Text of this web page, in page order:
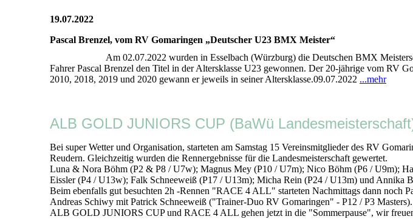
19.07.2022
Pascal Brenzel, vom RV Gomaringen „Deutscher U23 BMX Meister“
Am 02.07.2022 wurden in Esselbach (Würzburg) die Deutschen BMX
Fahrer Pascal Brenzel den Titel in der Altersklasse U23 gewonnen. Der 20-jährige vom RV
2010, 2018, 2019 und 2020 gewann er jeweils in seiner Altersklasse.09.07.2022 ...mehr
ALB GOLD JUNIORS CUP (BaWü
Bei super Wetter und Organisation, starteten am Samstag 15 Vereinsmitglieder des RV
Reudern. Gleichzeitig wurden die Rennergebnisse für die Landesmeisterschaft gewertet.
Luna & Nora Böhm (P2 & P8 / U7w); Magnus Mey (P10 / U7m); Nico Böhm (P6 / U9m);
Eissler (P4 / U13w); Falk Schneeweiß (P17 / U13m); Micha Rein (P24 / U13m) und Annika
Beim ebenfalls gut besuchten 2h -Rennen "RACE 4 ALL" starteten Nachmittags dann noch
Andreas Schiwy mit Patrick Schneeweiß ("Trainer-Duo RV Gomaringen" - P12 / P3 Masters).
ALB GOLD JUNIORS CUP und RACE 4 ALL gehen jetzt in die "Sommerpause", wir